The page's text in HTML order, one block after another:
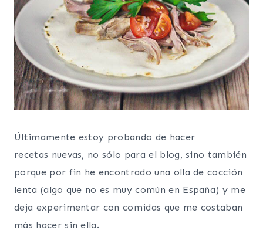
Últimamente estoy probando de hacer
recetas nuevas, no sólo para el blog, sino también
porque por fin he encontrado una olla de cocción
lenta (algo que no es muy común en España) y me
deja experimentar con comidas que me costaban
más hacer sin ella.